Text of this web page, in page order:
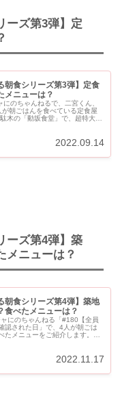
ーズ第3弾】定
朝食シリーズ第3弾】定食
メニューは？
のちゃんねるで、二宮くん、
朝ごはんを食べている定食屋
2022.09.14
ーズ第4弾】築
メニューは？
朝食シリーズ第4弾】築地
食べたメニューは？
にのちゃんねる「#180【全員
認された日」で、4人が朝ごは
たメニューをご紹介します。
2022.11.17